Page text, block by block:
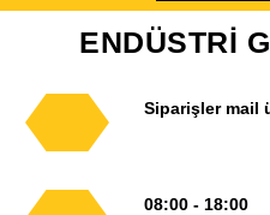
ENDÜSTRİ
Siparişler mail
08:00 - 18:00